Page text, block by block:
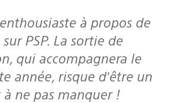
PSP. La sortie de
qui accompagnera le
année, risque d’être un
ne pas manquer !